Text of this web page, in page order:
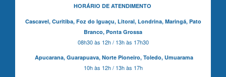
HORÁRIO DE ATENDIMENTO
Cascavel, Curitiba,Foz do Iguaçu, Litoral, Londrina, Maringá, Pato
Branco, Ponta Grossa
08h30 às 12h / 13h às 17h30
Apucarana, Guarapuava, Norte Pioneiro, Toledo, Umuarama
10h às 12h / 13h às 17h